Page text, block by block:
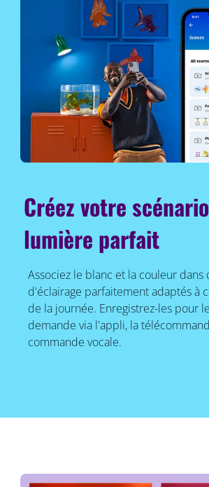
Créez votre
lumière parfait
Associez le blanc et la couleur dans
d'éclairage parfaitement adaptés à
de la journée. Enregistrez-les pour
demande via l'appli, la
commande vocale.